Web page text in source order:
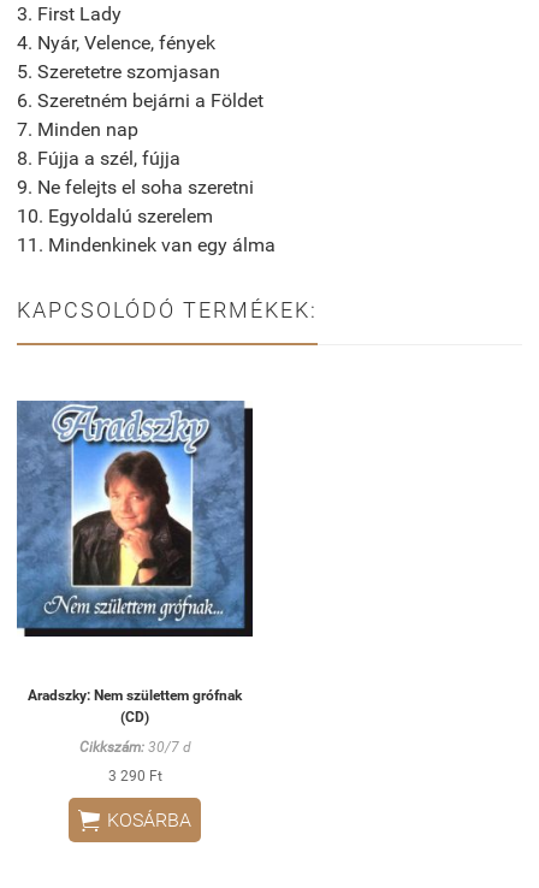
3. First Lady
4. Nyár, Velence, fények
5. Szeretetre szomjasan
6. Szeretném bejárni a Földet
7. Minden nap
8. Fújja a szél, fújja
9. Ne felejts el soha szeretni
10. Egyoldalú szerelem
11. Mindenkinek van egy álma
KAPCSOLÓDÓ TERMÉKEK:
Aradszky: Nem születtem grófnak
(CD)
Cikkszám:30/7 d
3 290 Ft
 KOSÁRBA